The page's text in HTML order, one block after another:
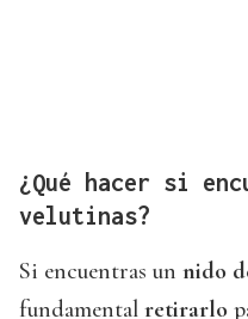
¿Qué hacer si
velutinas?
Si encuentras un nido
fundamental retirarlo